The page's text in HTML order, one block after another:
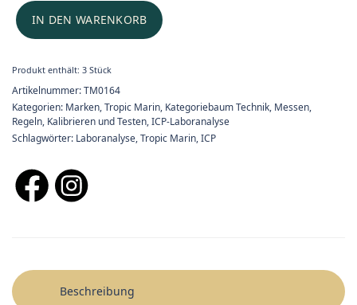
IN DEN WARENKORB
Produkt enthält: 3Stück
Artikelnummer:TM0164
Kategorien: Marken,Tropic Marin, Kategoriebaum Technik, Messen,
Regeln, Kalibrieren und Testen,ICP-Laboranalyse
Schlagwörter: Laboranalyse,Tropic Marin,ICP
Beschreibung